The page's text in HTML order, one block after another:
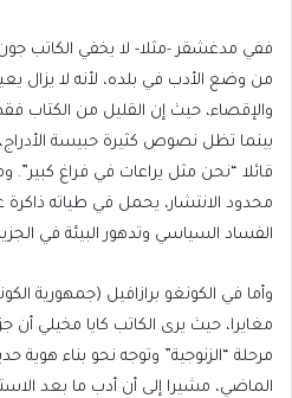
ففي مدغشقر -مثلا- لا يخفي الكاتب جون
من وضع الأدب في بلده، لأنه لا يزال
والإقصاء، حيث إن القليل من الكتاب
بينما تظل نصوص كثيرة حبيسة
قائلا “نحن مثل يراعات في فراغ كبير”.
محدود الانتشار، يحمل في طياته
الفساد السياسي وتدهور البيئة في
وأما في الكونغو برازافيل (جمهورية
مغايرا، حيث يرى الكاتب كايا مخيلي
مرحلة “الزنوجية” وتوجه نحو بناء هوية
الماضي، مشيرا إلى أن أدب ما بعد